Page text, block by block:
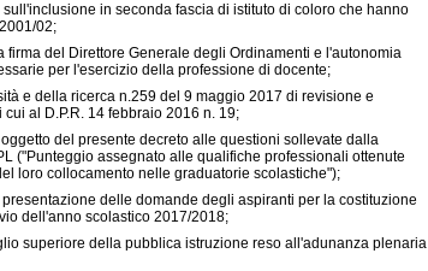
in seconda fascia di istituto di coloro che hanno
02;
firma del Direttore Generale degli Ordinamenti e l'autonomia
per l'esercizio della professione di docente;
e della ricerca n.259 del 9 maggio 2017 di revisione e
al D.P.R. 14 febbraio 2016 n. 19;
del presente decreto alle questioni sollevate dalla
("Punteggio assegnato alle qualifiche professionali ottenute
loro collocamento nelle graduatorie scolastiche");
delle domande degli aspiranti per la costituzione
dell'anno scolastico 2017/2018;
superiore della pubblica istruzione reso all'adunanza plenaria